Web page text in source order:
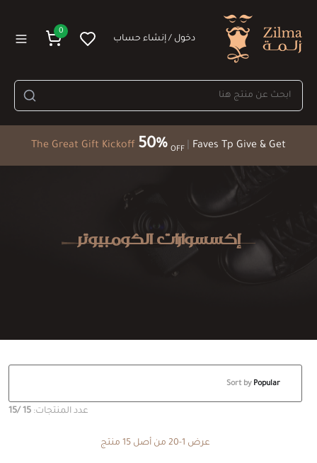
The Great Gift Kickoff 50% OFF Faves Tp Give & Get
دخول / إنشاء حساب
0
إكسسوارات الكومبيوتر
Sort by
عدد المنتجات: 15
/15
عرض 1-20 من أصل 15 منتج